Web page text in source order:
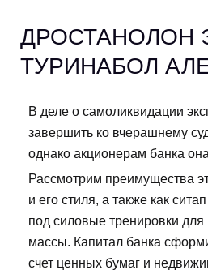
ДРОСТАНОЛОН
ТУРИНАБОЛ
В деле о самоликвидации
завершить ко вчерашнему
однако акционерам банка
Рассмотрим преимущества
и его стиля, а также как
под силовые тренировки
массы. Капитал банка
счет ценных бумаг и